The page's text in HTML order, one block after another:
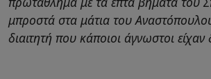
μπροστά στα μάτια του
διαιτητή που κάποιοι άγνωστοι είχαν